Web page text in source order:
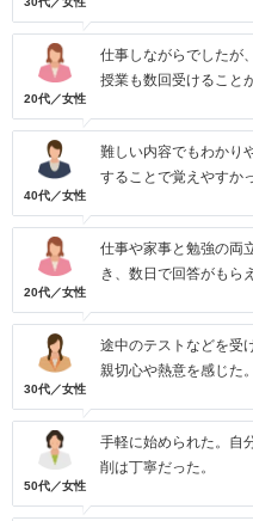
20代／女性
仕事しながらでしたが
授業も数回受けること
40代／女性
難しい内容でもわかり
することで覚えやすか
20代／女性
仕事や家事と勉強の両
き、数日で回答がもら
30代／女性
途中のテストなどを受
親切心や熱意を感じた。
50代／女性
手軽に始められた。自
削は丁寧だった。